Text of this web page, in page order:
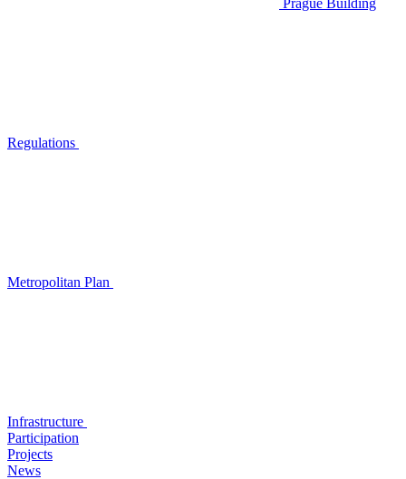
Prague Building
Regulations
Metropolitan Plan
Infrastructure
Participation
Projects
News